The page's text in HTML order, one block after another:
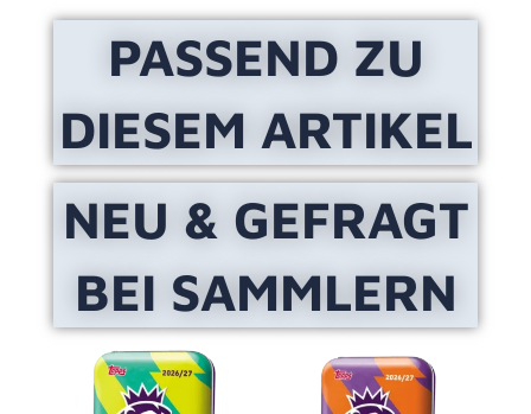
PASSEND ZU
DIESEM ARTIKEL
NEU & GEFRAGT
BEI SAMMLERN